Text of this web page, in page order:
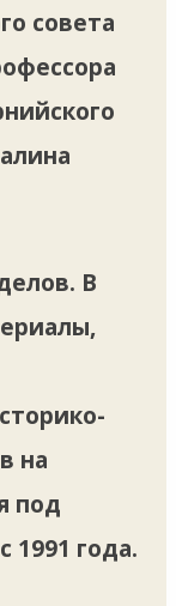
совета
В
на
под
1991 года.